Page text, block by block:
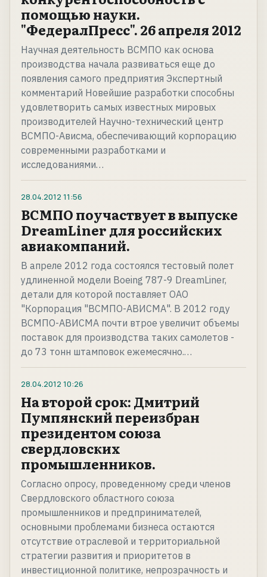
помощью науки.
"ФедералПресс". 26 апреля 2012
Научная деятельность ВСМПО как основа
производства начала развиваться еще до
появления самого предприятия Экспертный
комментарий Новейшие разработки способны
удовлетворить самых известных мировых
производителей Научно-технический центр
ВСМПО-Ависма, обеспечивающий корпорацию
современными разработками и
исследованиями…
28.04.2012 11:56
ВСМПО поучаствует в выпуске
DreamLiner для российских
авиакомпаний.
В апреле 2012 года состоялся тестовый полет
удлиненной модели Вoeing 787-9 DreamLiner,
детали для которой поставляет ОАО
"Корпорация "ВСМПО-АВИСМА". В 2012 году
ВСМПО-АВИСМА почти втрое увеличит объемы
поставок для производства таких самолетов -
до 73 тонн штамповок ежемесячно.…
28.04.2012 10:26
На второй срок: Дмитрий
Пумпянский переизбран
президентом союза
свердловских
промышленников.
Согласно опросу, проведенному среди членов
Свердловского областного союза
промышленников и предпринимателей,
основными проблемами бизнеса остаются
отсутствие отраслевой и территориальной
стратегии развития и приоритетов в
инвестиционной политике, непрозрачность и